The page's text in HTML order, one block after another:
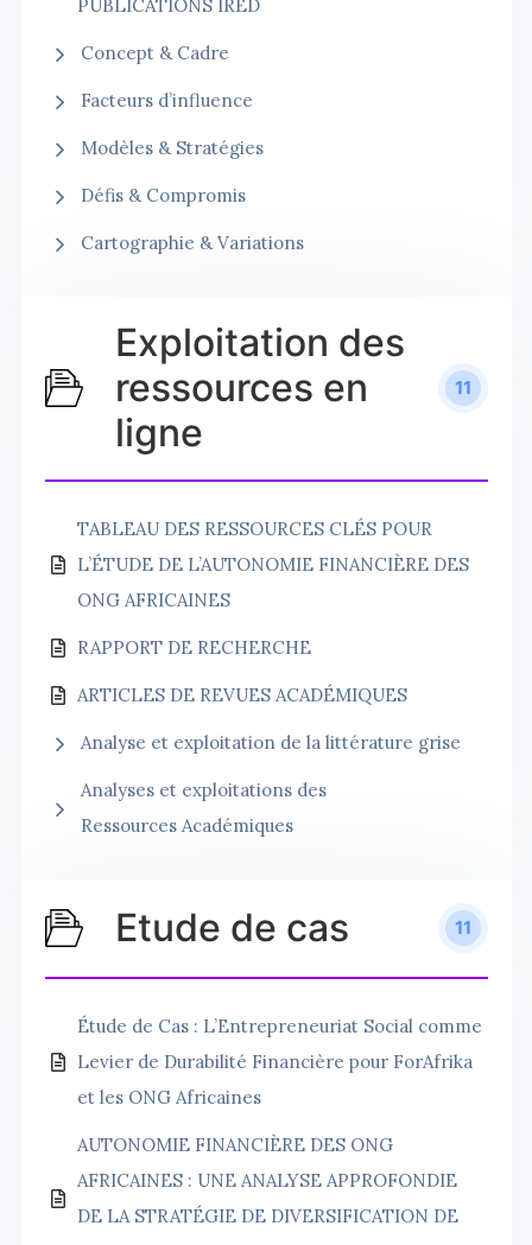
PUBLICATIONS IRED
Concept & Cadre
Facteurs d’influence
Modèles & Stratégies
Défis & Compromis
Cartographie & Variations
Exploitation des
ressources en
ligne
11
TABLEAU DES RESSOURCES CLÉS POUR
L’ÉTUDE DE L’AUTONOMIE FINANCIÈRE DES
ONG AFRICAINES
RAPPORT DE RECHERCHE
ARTICLES DE REVUES ACADÉMIQUES
Analyse et exploitation de la littérature grise
Analyses et exploitations des
Ressources Académiques
Etude de cas 11
Étude de Cas : L’Entrepreneuriat Social comme
Levier de Durabilité Financière pour ForAfrika
et les ONG Africaines
AUTONOMIE FINANCIÈRE DES ONG
AFRICAINES : UNE ANALYSE APPROFONDIE
DE LA STRATÉGIE DE DIVERSIFICATION DE